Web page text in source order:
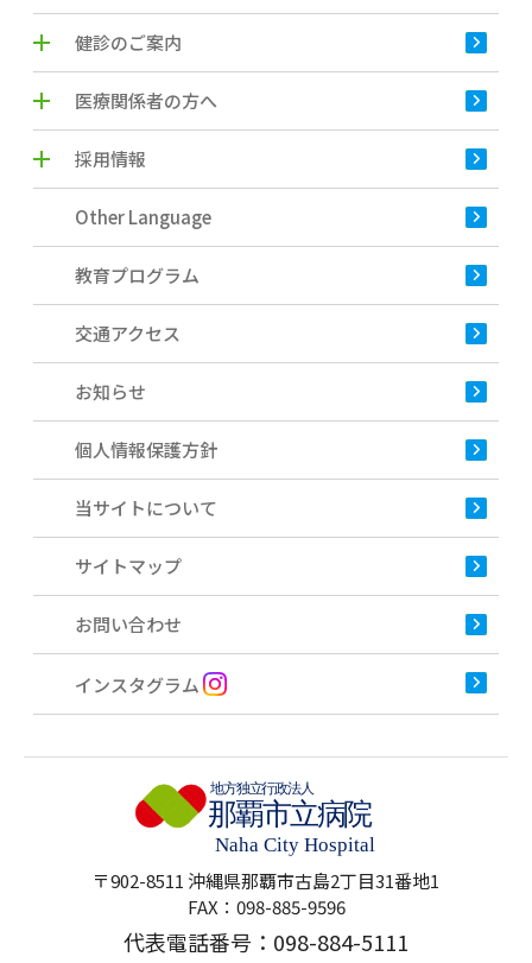
健診のご案内
医療関係者の方へ
採用情報
Other Language
教育プログラム
交通アクセス
お知らせ
個人情報保護方針
当サイトについて
サイトマップ
お問い合わせ
インスタグラム
〒902-8511 沖縄県那覇市古島2丁目31番地1
FAX：098-885-9596
代表電話番号： 098-884-5111